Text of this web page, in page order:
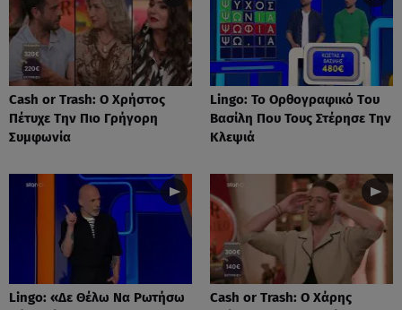
Cash or Trash: Ο Χρήστος
Πέτυχε Την Πιο Γρήγορη
Συμφωνία
Lingo: Το Oρθογραφικό Tου
Βασίλη Που Τους Στέρησε Την
Κλεψιά
Lingo: «Δε Θέλω Να Ρωτήσω
Cash or Trash: Ο Χάρης